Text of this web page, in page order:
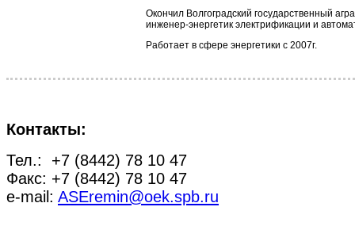
Окончил Волгоградский государственный
инженер-энергетик электрификации и
Работает в сфере энергетики с 2007г.
Контакты:
Тел.: +7 (8442) 78 10 47
Факс: +7 (8442) 78 10 47
e-mail: ASEremin@oek.spb.ru